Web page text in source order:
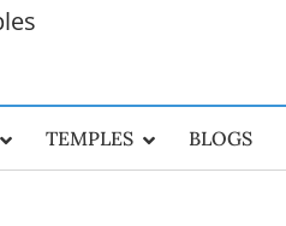
TEMPLES BLOGS